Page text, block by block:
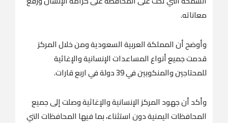
معاناته.
وأوضح أن المملكة العربية السعودية ومن خلال المركز
قدمت جميع أنواع المساعدات الإنسانية والإغاثية
للمحتاجين والمنكوبين في 39 دولة في اربع قارات.
وأكد أن جهود المركز الإنسانية والإغاثية وصلت إلى جميع
المحافظات اليمنية دون استثناء، بما فيها المحافظات التي